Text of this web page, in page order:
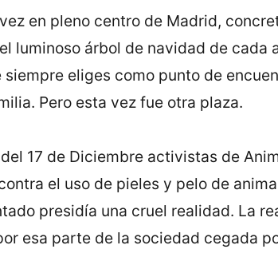
en pleno centro de Madrid,
luminoso árbol de navidad de cada
eliges como punto de
Pero esta vez fue otra plaza.
17 de Diciembre activistas de
el uso de pieles y pelo de
presidía una cruel realidad. La
esa parte de la sociedad cegada